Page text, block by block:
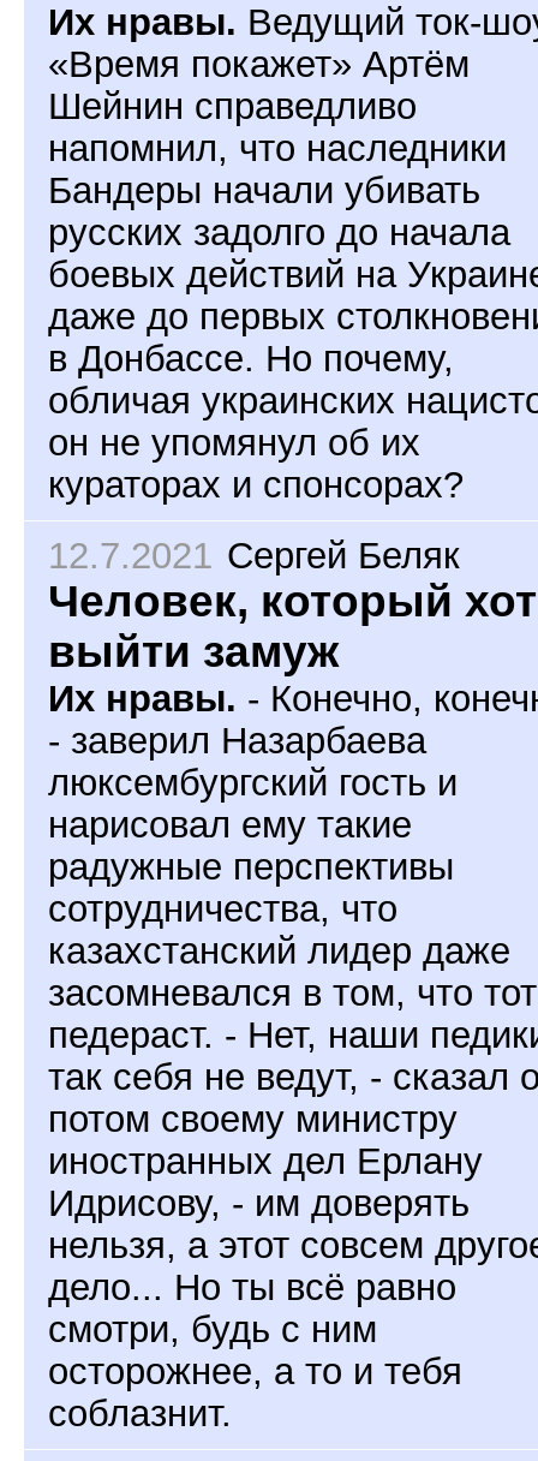
Их нравы. Ведущий ток-
«Время покажет» Артём
Шейнин справедливо
напомнил, что наследники
Бандеры начали убивать
русских задолго до начала
боевых действий на
даже до первых
в Донбассе. Но почему,
обличая украинских
он не упомянул об их
кураторах и спонсорах?
12.7.2021 Сергей Беляк
Человек, который
выйти замуж
Их нравы. - Конечно,
- заверил Назарбаева
люксембургский гость и
нарисовал ему такие
радужные перспективы
сотрудничества, что
казахстанский лидер даже
засомневался в том, что тот
педераст. - Нет, наши
так себя не ведут, - сказал
потом своему министру
иностранных дел Ерлану
Идрисову, - им доверять
нельзя, а этот совсем
дело... Но ты всё равно
смотри, будь с ним
осторожнее, а то и тебя
соблазнит.